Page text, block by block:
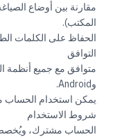
مقارنة بين أوضاع
المكتب).
الحفاظ على الكلمات
التوافق
وAndroid.
يمكن استخدام الحساب
شروط الاستخدام
الحساب مشترك،